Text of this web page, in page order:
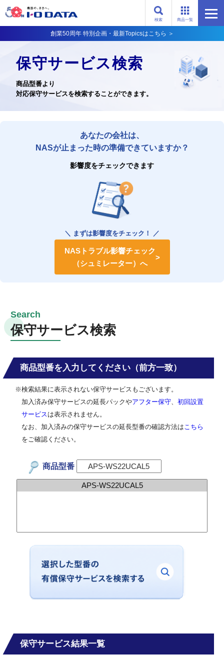
商品一覧
検索
創業50周年 特別企画・最新Topicsはこちら ＞
保守サービス検索
商品型番より
対応保守サービスを検索することができます。
あなたの会社は、
NASが止まった時の準備できていますか？
影響度をチェックできます
＼ まずは影響度をチェック！ ／
NASトラブル影響チェック
（シュミレーター）へ
保守サービス検索
商品型番を入力してください（前方一致）
※検索結果に表示されない保守サービスもございます。
加入済み保守サービスの延長パックやアフター保守
初回設置
サービス は表示されません。
なお、加入済みの保守サービスの延長型番の確認方法は こちら
をご確認ください。
商品型番
保守サービス結果一覧